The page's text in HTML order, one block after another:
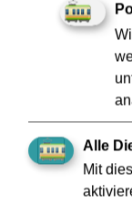
Alle
Mit